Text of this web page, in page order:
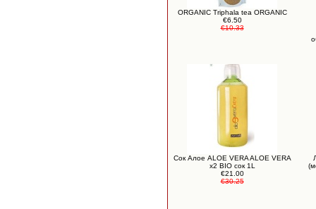
ORGANIC Triphala tea ORGANIC
€6.50
€10.33
Сок Алое ALOE VERA ALOE VERA
x2 BIO сок 1L
€21.00
€30.25